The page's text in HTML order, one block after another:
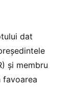
dat
și membru
favoarea